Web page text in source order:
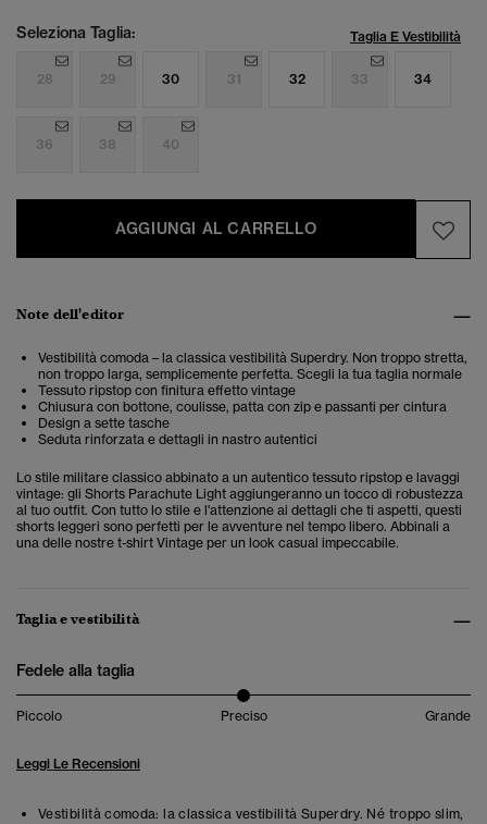
Seleziona Taglia: Taglia E Vestibilità
28 29 30 31 32 33 34
36 38 40
AGGIUNGI AL CARRELLO
Note dell'editor
Vestibilità comoda – la classica vestibilità Superdry. Non troppo stretta,
non troppo larga, semplicemente perfetta. Scegli la tua taglia normale
Tessuto ripstop con finitura effetto vintage
Chiusura con bottone, coulisse, patta con zip e passanti per cintura
Design a sette tasche
Seduta rinforzata e dettagli in nastro autentici
Lo stile militare classico abbinato a un autentico tessuto ripstop e lavaggi
vintage: gli Shorts Parachute Light aggiungeranno un tocco di robustezza
al tuo outfit. Con tutto lo stile e l'attenzione ai dettagli che ti aspetti, questi
shorts leggeri sono perfetti per le avventure nel tempo libero. Abbinali a
una delle nostre t-shirt Vintage per un look casual impeccabile.
Taglia e vestibilità
Fedele alla taglia
Piccolo Preciso Grande
Leggi Le Recensioni
Vestibilità comoda: la classica vestibilità Superdry. Né troppo slim,